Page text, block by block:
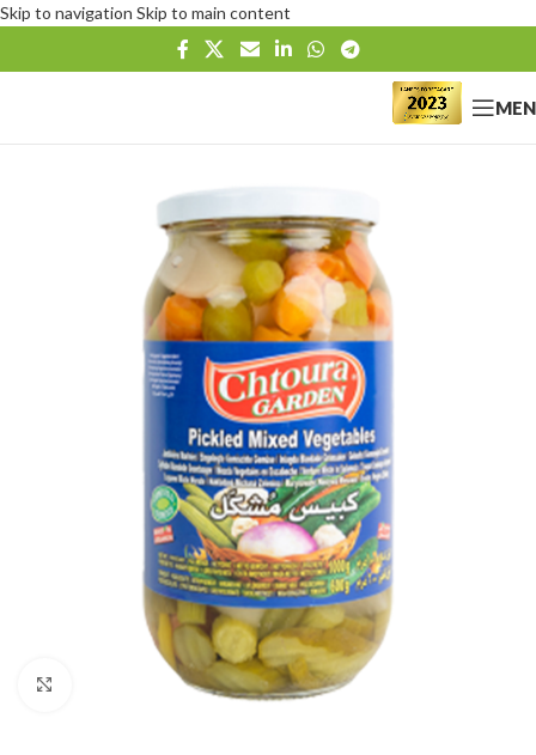
Skip to navigation Skip to main content
Klicka för att förstora